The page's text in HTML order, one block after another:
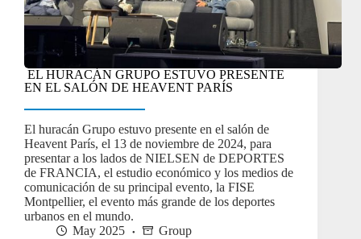
EL HURACÁN GRUPO ESTUVO PRESENTE
EN EL SALÓN DE HEAVENT PARÍS
El huracán Grupo estuvo presente en el salón de
Heavent París, el 13 de noviembre de 2024, para
presentar a los lados de NIELSEN de DEPORTES
de FRANCIA, el estudio económico y los medios de
comunicación de su principal evento, la FISE
Montpellier, el evento más grande de los deportes
urbanos en el mundo.
May 2025
Group